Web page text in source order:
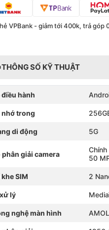
VPBank - giảm tới 400k, trả góp
THÔNG SỐ KỸ THUẬT
điều hành
nhớ trong
di động 5G
phân giải camera
50
khe SIM 2
lý
nghệ màn hình